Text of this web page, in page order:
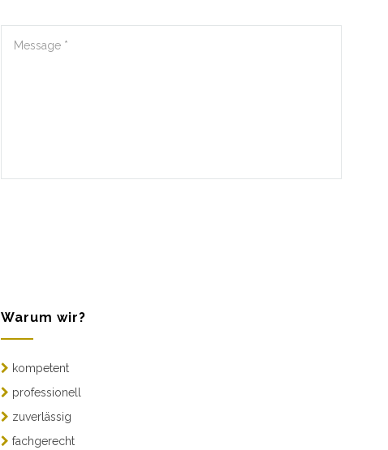
Warum wir?
kompetent
professionell
zuverlässig
fachgerecht